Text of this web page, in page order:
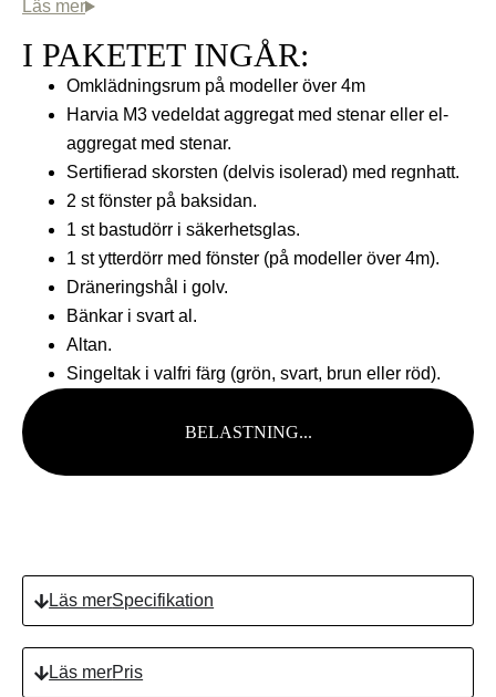
I PAKETET INGÅR:
Omklädningsrum på modeller över 4m
Harvia M3 vedeldat aggregat med stenar eller el-
aggregat med stenar.
Sertifierad skorsten (delvis isolerad) med regnhatt.
2 st fönster på baksidan.
1 st bastudörr i säkerhetsglas.
1 st ytterdörr med fönster (på modeller över 4m).
Dräneringshål i golv.
Bänkar i svart al.
Altan.
Singeltak i valfri färg (grön, svart, brun eller röd).
BELASTNING...
Specifikation
Pris